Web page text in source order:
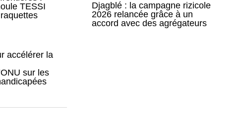
TESSI
accélérer la
sur les
Djagblé : la campagne rizicole
2026 relancée grâce à un
accord avec des agrégateurs